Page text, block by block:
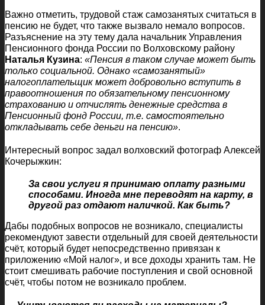
Важно отметить, трудовой стаж самозанятых считаться в
пенсию не будет, что также вызвало немало вопросов.
Разъяснение на эту тему дала начальник Управления
Пенсионного фонда России по Волховскому району
Наталья Кузина: «Пенсия в таком случае может быть
только социальной. Однако «самозанятый»
налогоплательщик может добровольно вступить в
правоотношения по обязательному пенсионному
страхованию и отчислять денежные средства в
Пенсионный фонд России, т.е. самостоятельно
откладывать себе деньги на пенсию».
Интересный вопрос задал волховский фотограф Алексей
Кочерыжкин:
За свои услуги я принимаю оплату разными
способами. Иногда мне переводят на карту, в
другой раз отдают наличкой. Как быть?
Дабы подобных вопросов не возникало, специалисты
рекомендуют завести отдельный для своей деятельности
счёт, который будет непосредственно привязан к
приложению «Мой налог», и все доходы хранить там. Не
стоит смешивать рабочие поступления и свой основной
счёт, чтобы потом не возникало проблем.